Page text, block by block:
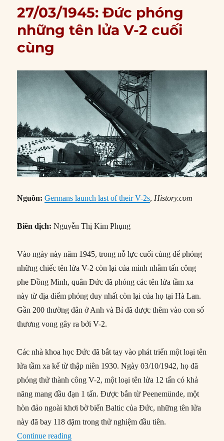
27/03/1945: Đức phóng
những tên lửa V-2 cuối
cùng
Nguồn: Germans launch last of their V-2s, History.com
Biên dịch: Nguyễn Thị Kim Phụng
Vào ngày này năm 1945, trong nỗ lực cuối cùng để phóng
những chiếc tên lửa V-2 còn lại của mình nhằm tấn công
phe Đồng Minh, quân Đức đã phóng các tên lửa tầm xa
này từ địa điểm phóng duy nhất còn lại của họ tại Hà Lan.
Gần 200 thường dân ở Anh và Bỉ đã được thêm vào con số
thương vong gây ra bởi V-2.
Các nhà khoa học Đức đã bắt tay vào phát triển một loại tên
lửa tầm xa kể từ thập niên 1930. Ngày 03/10/1942, họ đã
phóng thử thành công V-2, một loại tên lửa 12 tấn có khả
năng mang đầu đạn 1 tấn. Được bắn từ Peenemünde, một
hòn đảo ngoài khơi bờ biển Baltic của Đức, những tên lửa
này đã bay 118 dặm trong thử nghiệm đầu tiên.
Continue reading“27/03/1945: Đức phóng những tên lửa V-2